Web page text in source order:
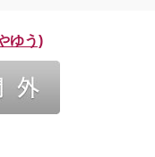
ゆう)